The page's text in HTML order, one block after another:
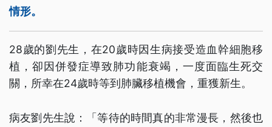
情形。
28歲的劉先生，在20歲時因生病接受造血幹細胞移
植，卻因併發症導致肺功能衰竭，一度面臨生死交
關，所幸在24歲時等到肺臟移植機會，重獲新生。
病友劉先生說：「等待的時間真的非常漫長，然後也